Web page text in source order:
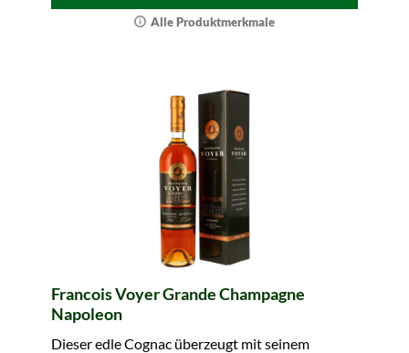
Alle Produktmerkmale
Francois Voyer Grande Champagne
Napoleon
Dieser edle Cognac überzeugt mit seinem